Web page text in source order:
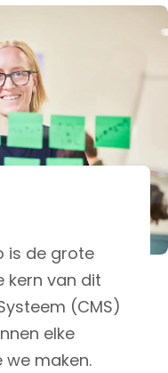
is de grote
kern van dit
(CMS)
elke
maken.